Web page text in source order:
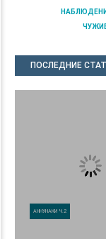
ПОСЛЕДНИЕ
АННУНАКИ Ч.2